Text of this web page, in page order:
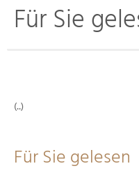
Für Sie
(..)
Für Sie gelesen